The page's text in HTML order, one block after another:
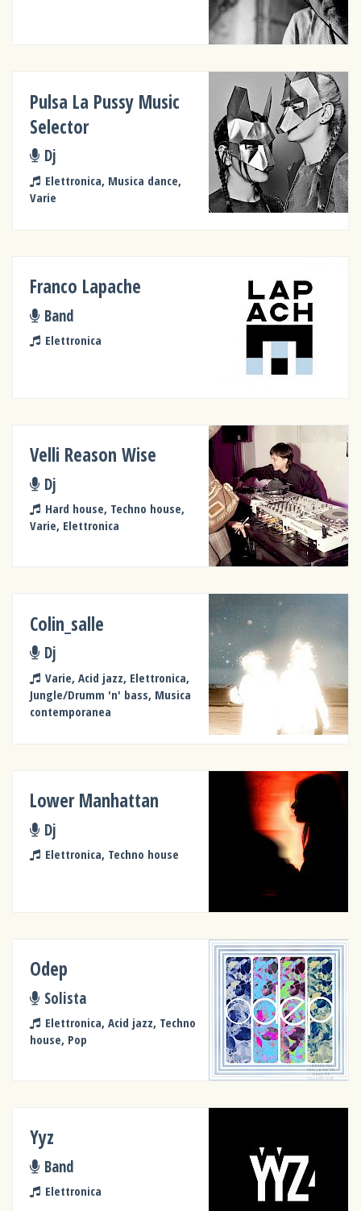
Pulsa La Pussy Music
Selector
Dj
Elettronica, Musica dance,
Varie
Franco Lapache
Band
Elettronica
Velli Reason Wise
Dj
Hard house, Techno house,
Varie, Elettronica
Colin_salle
Dj
Varie, Acid jazz, Elettronica,
Jungle/Drumm 'n' bass, Musica
contemporanea
Lower Manhattan
Dj
Elettronica, Techno house
Odep
Solista
Elettronica, Acid jazz, Techno
house, Pop
Yyz
Band
Elettronica